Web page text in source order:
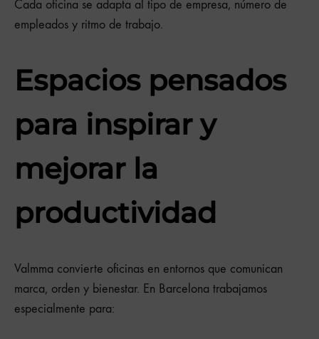
Cada oficina se adapta al tipo de empresa, número de
empleados y ritmo de trabajo.
Espacios pensados
para inspirar y
mejorar la
productividad
Valmma convierte oficinas en entornos que comunican
marca, orden y bienestar. En Barcelona trabajamos
especialmente para: